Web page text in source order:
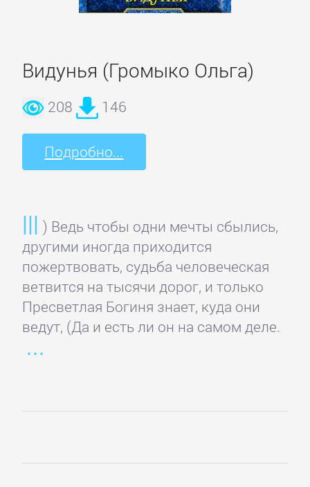
Видунья (Громыко Ольга)
208 146
Подробно...
) Ведь чтобы одни мечты сбылись,
другими иногда приходится
пожертвовать, судьба человеческая
ветвится на тысячи дорог, и только
Пресветлая Богиня знает, куда они
ведут, (Да и есть ли он на самом деле.
Зарубежная
классика
Зарубежная
Зарубежная
прикладная
и
научно-
популярная
литература
Зарубежная